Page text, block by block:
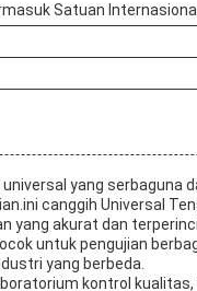
Satuan Internasional
yang serbaguna
canggih Universal
yang akurat dan
untuk pengujian
yang berbeda.
kontrol